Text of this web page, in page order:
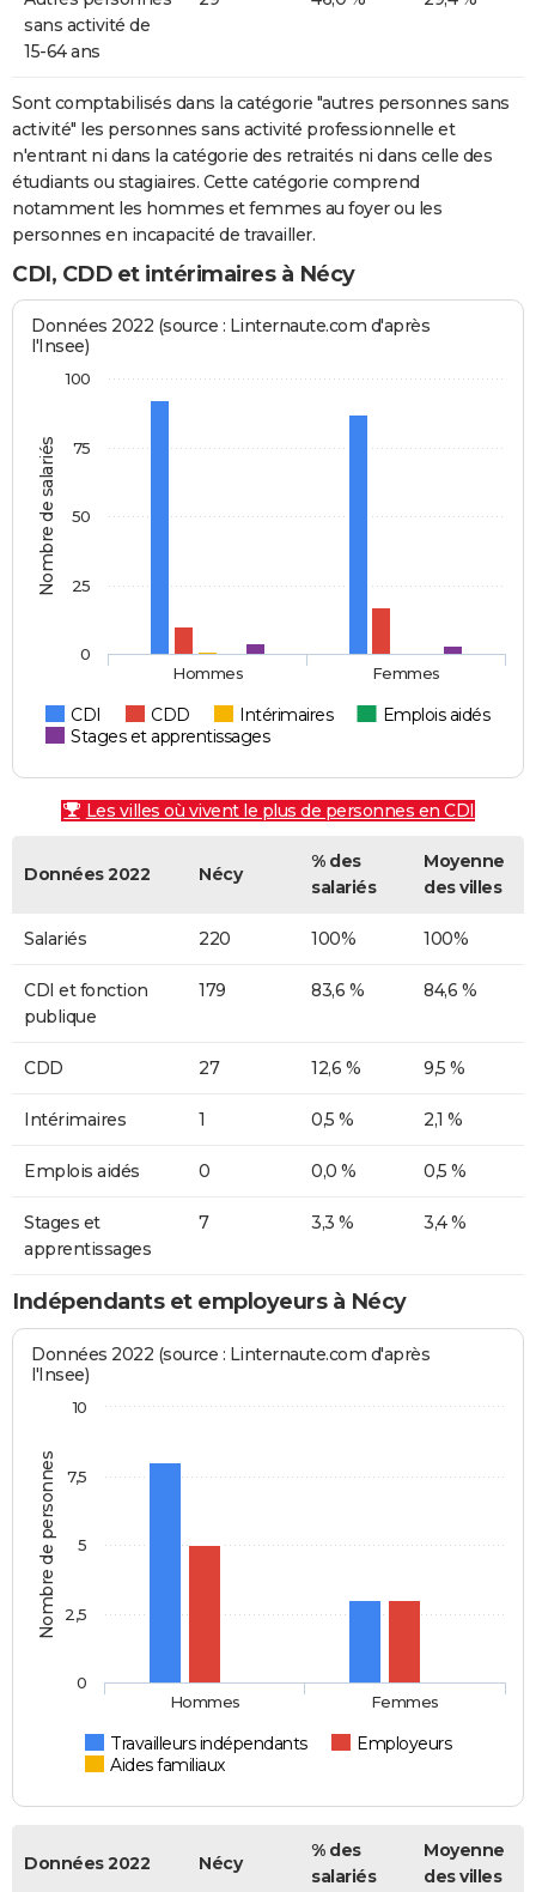
sans activité de
15-64 ans
Sont comptabilisés dans la catégorie "autres personnes sans
activité" les personnes sans activité professionnelle et
n'entrant ni dans la catégorie des retraités ni dans celle des
étudiants ou stagiaires. Cette catégorie comprend
notamment les hommes et femmes au foyer ou les
personnes en incapacité de travailler.
CDI, CDD et intérimaires à Nécy
Nombre de salariés
Données 2022 (source : Linternaute.com d'après
l'Insee)
CDI CDD Intérimaires
Emplois aidés
Stages et apprentissages
Hommes Femmes
0
25
50
75
100
Les villes où vivent le plus de personnes en CDI
Données 2022 Nécy
% des
salariés
Moyenne
des villes
Salariés 220 100% 100%
CDI et fonction
publique
179 83,6 % 84,6 %
CDD 27 12,6 % 9,5 %
Intérimaires 1 0,5 % 2,1 %
Emplois aidés 0 0,0 % 0,5 %
Stages et
apprentissages
7 3,3 % 3,4 %
Indépendants et employeurs à Nécy
Nombre de personnes
Données 2022 (source : Linternaute.com d'après
l'Insee)
Travailleurs indépendants
Employeurs
Aides familiaux
Hommes Femmes
0
2,5
5
7,5
10
Données 2022 Nécy
% des
salariés
Moyenne
des villes